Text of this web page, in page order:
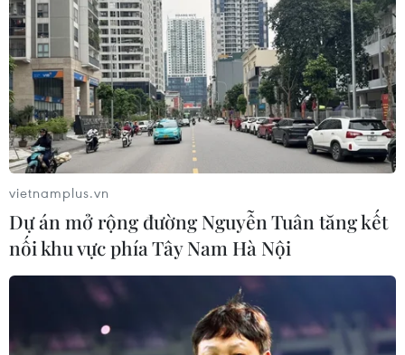
Các trường học ở Mỹ dạy sinh viên khởi
nghiệp bằng e-sport
10/11/2019 07:55
Một số ít các trường đại học ở Mỹ đang đóng một vai
trò quan trọng trong việc phát động sinh viên khởi
nghiệp trong thế giới trò chơi video (video games) đầy
tính cạnh tranh.
vietnamplus.vn
Dự án mở rộng đường Nguyễn Tuân tăng kết
nối khu vực phía Tây Nam Hà Nội